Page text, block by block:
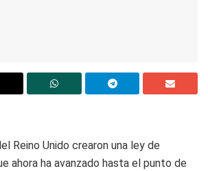
Reino Unido crearon una ley de
ahora ha avanzado hasta el punto de